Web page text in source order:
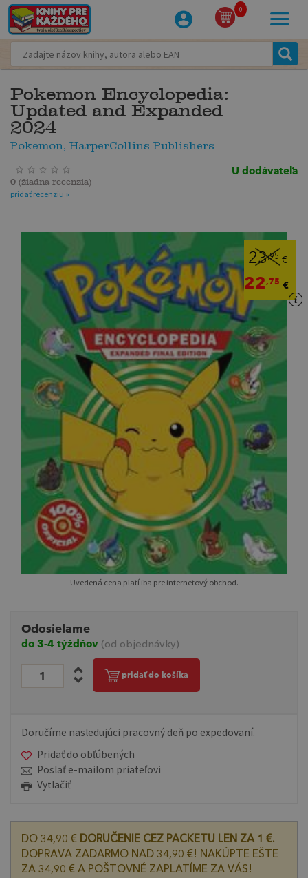
0
Pokemon Encyclopedia:
Updated and Expanded
2024
Pokemon, HarperCollins Publishers
U dodávateľa
0 (žiadna recenzia)
pridať recenziu »
23,95 €
22,75 €
Uvedená cena platí iba pre internetový obchod.
Odosielame
do 3-4 týždňov (od objednávky)
pridať do košíka
Doručíme nasledujúci pracovný deň po expedovaní.
Pridať do obľúbených
Poslať e-mailom priateľovi
Vytlačiť
DO 34,90 € DORUČENIE CEZ PACKETU LEN ZA 1 €.
DOPRAVA ZADARMO NAD 34,90 €! NAKÚPTE EŠTE
ZA 34,90 € A POŠTOVNÉ ZAPLATÍME ZA VÁS!